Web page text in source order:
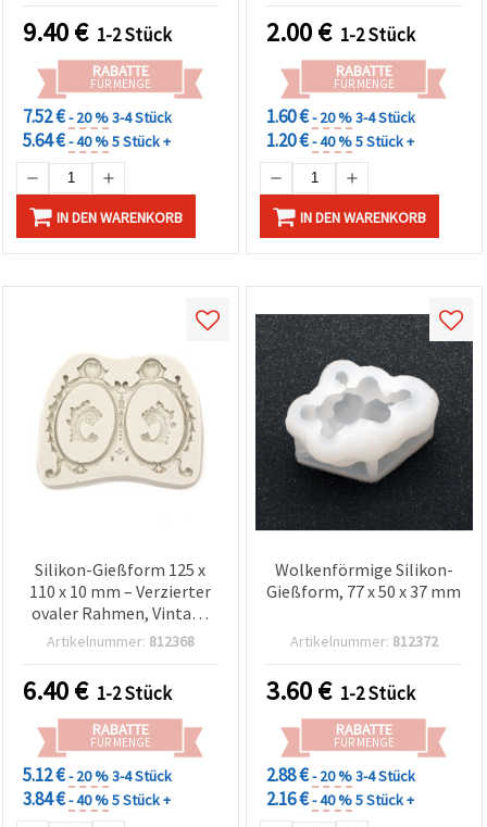
x 235 x 10 mm, je Mulde
110 x 110 mm — DIY-
Untersetzer & Wohn-
Deko
9.40€ 1-2 Stück
RABATTE
FÜR MENGE
7.52 €- 20 %3-4 Stück
5.64 €- 40 %5 Stück +
IN DEN WARENKORB
2.00€ 1-2 Stück
RABATTE
FÜR MENGE
1.60 €- 20 %3-4 Stück
1.20 €- 40 %5 Stück +
IN DEN WARENKORB
Silikon-Gießform 125 x
110 x 10 mm – Verzierter
ovaler Rahmen, Vintage
Blumen- & Muschel-
wiederverwendbare
Bastelform für Resin
(UV/Epoxidharz), Polymer
Clay/Fimo, Gips, Seife,
DIY-Verzierungen
Artikelnummer: 812368
6.40€ 1-2 Stück
RABATTE
FÜR MENGE
5.12 €- 20 %3-4 Stück
3.84 €- 40 %5 Stück +
Wolkenförmige Silikon-
Gießform, 77 x 50 x 37 mm
Artikelnummer: 812372
3.60€ 1-2 Stück
RABATTE
FÜR MENGE
2.88 €- 20 %3-4 Stück
2.16 €- 40 %5 Stück +